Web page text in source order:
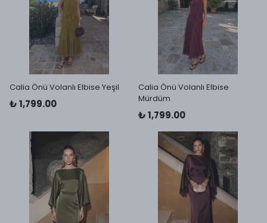
Calia Önü Volanlı Elbise Yeşil
₺ 1,799.00
Calia Önü Volanlı Elbise
Mürdüm
₺ 1,799.00